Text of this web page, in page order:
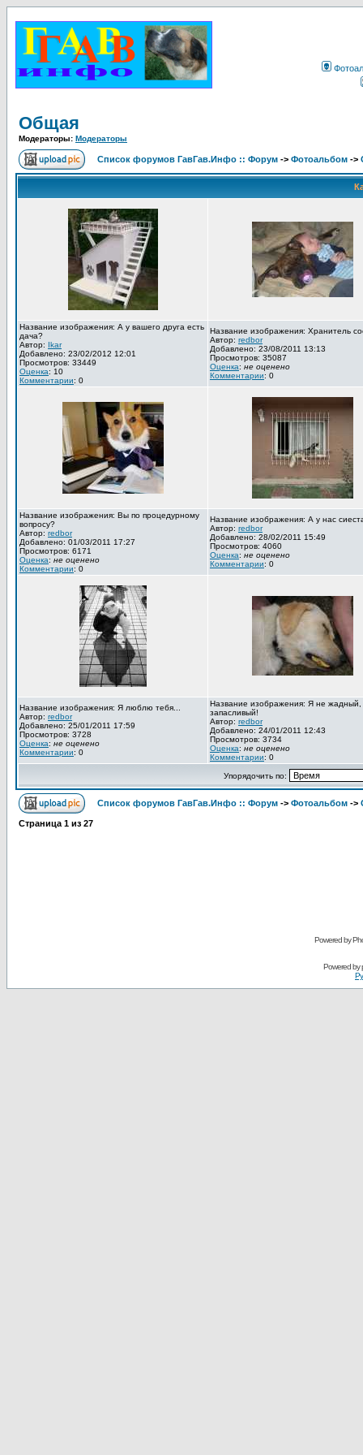
Общая
Модераторы: Модераторы
Список форумов ГавГав.Инфо :: Форум -> Фотоальбом ->
Название изображения: А у вашего друга есть
дача?
Автор: Ikar
Добавлено: 23/02/2012 12:01
Просмотров: 33449
Оценка: 10
Комментарии: 0
Название изображения: Хранитель
Автор: redbor
Добавлено: 23/08/2011 13:13
Просмотров: 35087
Оценка: не оценено
Комментарии: 0
Название изображения: Вы по процедурному
вопросу?
Автор: redbor
Добавлено: 01/03/2011 17:27
Просмотров: 6171
Оценка: не оценено
Комментарии: 0
Название изображения: А у нас
Автор: redbor
Добавлено: 28/02/2011 15:49
Просмотров: 4060
Оценка: не оценено
Комментарии: 0
Название изображения: Я люблю тебя...
Автор: redbor
Добавлено: 25/01/2011 17:59
Просмотров: 3728
Оценка: не оценено
Комментарии: 0
Название изображения: Я не жадный,
запасливый!
Автор: redbor
Добавлено: 24/01/2011 12:43
Просмотров: 3734
Оценка: не оценено
Комментарии: 0
Упорядочить по:
Список форумов ГавГав.Инфо :: Форум -> Фотоальбом ->
Страница 1 из 27
Powered by
Powered by